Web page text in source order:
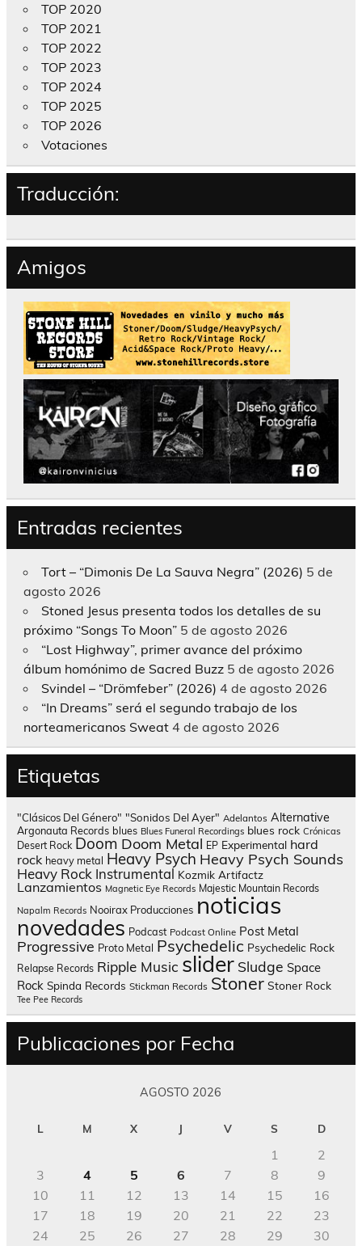
TOP 2020
TOP 2021
TOP 2022
TOP 2023
TOP 2024
TOP 2025
TOP 2026
Votaciones
Traducción:
Amigos
Entradas recientes
Tort – “Dimonis De La Sauva Negra” (2026) 5 de
agosto 2026
Stoned Jesus presenta todos los detalles de su
próximo “Songs To Moon” 5 de agosto 2026
“Lost Highway”, primer avance del próximo
álbum homónimo de Sacred Buzz 5 de agosto 2026
Svindel – “Drömfeber” (2026) 4 de agosto 2026
“In Dreams” será el segundo trabajo de los
norteamericanos Sweat 4 de agosto 2026
Etiquetas
"Clásicos Del Género" "Sonidos Del Ayer" Adelantos Alternative
Argonauta Records blues Blues Funeral Recordings blues rock Crónicas
Desert Rock Doom Doom Metal EP Experimental hard
rock heavy metal Heavy Psych Heavy Psych Sounds
Heavy Rock Instrumental Kozmik Artifactz
Lanzamientos Magnetic Eye Records Majestic Mountain Records
Napalm Records Nooirax Producciones noticias
novedades Podcast Podcast Online Post Metal
Progressive Proto Metal Psychedelic Psychedelic Rock
Relapse Records Ripple Music slider Sludge Space
Rock Spinda Records Stickman Records Stoner Stoner Rock
Tee Pee Records
Publicaciones por Fecha
AGOSTO 2026
L M X J V S D
1
2
3
4 5 6 7 8
9
10
11 12 13 14 15
16
17
18 19 20 21 22
23
24
25 26 27 28 29
30